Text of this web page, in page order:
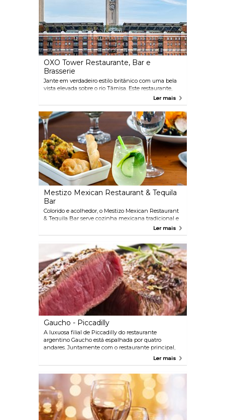
OXO Tower Restaurante, Bar e
Brasserie
Jante em verdadeiro estilo britânico com uma bela
vista elevada sobre o rio Tâmisa. Este restaurante,
bar e brasserie é um ótimo lugar para uma refeição
romântica, especialmente quando combinado com
um passeio casual ao longo da margem sul do rio
antes e depois da sua refeição. Reserve com
antecedência para conseguir uma mesa ao ar livre
no terraço e poder apreciar a vista com a Catedral de
St Paul ao fundo. Na brasserie, você também poderá
desfrutar de jazz ao vivo.
Ler mais
Mestizo Mexican Restaurant & Tequila
Bar
Colorido e acolhedor, o Mestizo Mexican Restaurant
& Tequila Bar serve cozinha mexicana tradicional e
de qualidade. No relaxante andar de baixo do
restaurante, você também encontrará um elegante
'antojitos' (tapas mexicanas).
Ler mais
Gaucho - Piccadilly
A luxuosa filial de Piccadilly do restaurante
argentino Gaucho está espalhada por quatro
andares. Juntamente com o restaurante principal,
encontra-se a boutique de vinhos Cavas De Gaucho,
destaques no cardápio - mas há muitos outros
pratos para se provar também, de ceviche
equatoriano a scamorza e ravioli de batata.
Ler mais